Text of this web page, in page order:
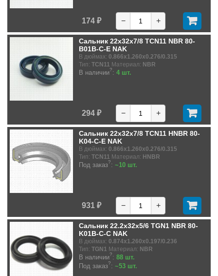
174 ₽ − +
Сальник 22x32x7/8 TCN11 NBR 80-
B01B-C-E NAK
В дюймах: 0.866x1.260x0.276/0.315
Тип: TCN11 Материал: NBR
В наличии?: 4 шт.
294 ₽ − +
Сальник 22x32x7/8 TCN11 HNBR 80-
K04-C-E NAK
В дюймах: 0.866x1.260x0.276/0.315
Тип: TCN11 Материал: HNBR
Под заказ?: ~10 шт.
931 ₽ − +
Сальник 22.2x32x5/6 TGN1 NBR 80-
K01B-C-C NAK
В дюймах: 0.874x1.260x0.197/0.236
Тип: TGN1 Материал: NBR
В наличии?: 88 шт.
Под заказ?: ~53 шт.